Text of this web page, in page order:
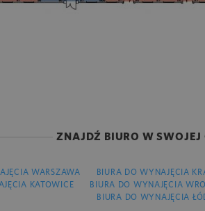
ZNAJDŹ BIURO W SWOJEJ
WARSZAWA BIURA DO WYNAJĘCIA
KATOWICE
BIURA DO WYNAJĘCIA
BIURA DO WYNAJĘCIA